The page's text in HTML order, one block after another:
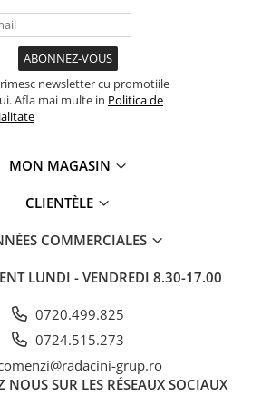
newsletter cu promotiile
Afla mai multe in Politica de
MON MAGASIN
CLIENTÈLE
COMMERCIALES
LUNDI - VENDREDI 8.30-17.00
0720.499.825
0724.515.273
grup.ro
NOUS SUR LES RÉSEAUX SOCIAUX